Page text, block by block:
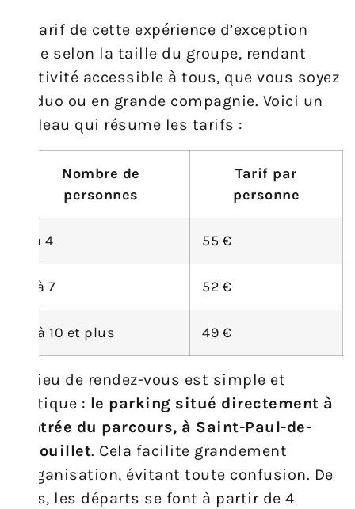
Le tarif de cette expérience d’exception
varie selon la taille du groupe, rendant
l’activité accessible à tous, que vous soyez
en duo ou en grande compagnie. Voici un
tableau qui résume les tarifs :
Nombre de
personnes
Tarif par
personne
1 à 4 55 €
5 à 7 52 €
8 à 10 et plus 49 €
Le lieu de rendez-vous est simple et
pratique : le parking situé directement à
l’entrée du parcours, à Saint-Paul-de-
Fenouillet. Cela facilite grandement
l’organisation, évitant toute confusion. De
plus, les départs se font à partir de 4